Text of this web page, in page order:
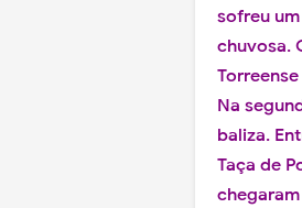
sofreu
chuvosa.
Na
baliza.
Taça de